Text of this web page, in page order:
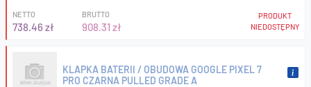
NETTO
738.46 zł
BRUTTO
908.31 zł
PRODUKT
NIEDOSTĘPNY
KLAPKA BATERII / OBUDOWA GOOGLE PIXEL 7
PRO CZARNA PULLED GRADE A